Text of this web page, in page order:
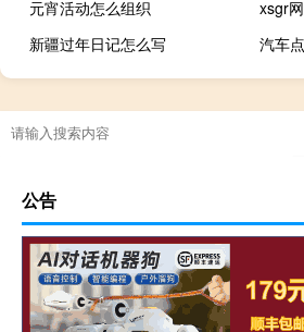
元宵活动怎么组织
xsgr
新疆过年日记怎么写
汽车
公告